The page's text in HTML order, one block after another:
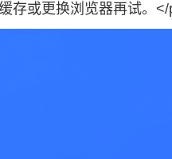
存或更换浏览器再试。</